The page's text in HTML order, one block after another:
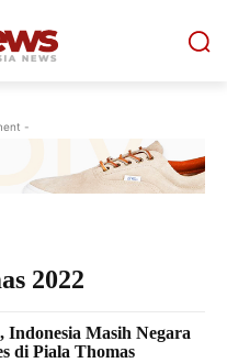
-
2022
Indonesia Masih Negara
di Piala Thomas